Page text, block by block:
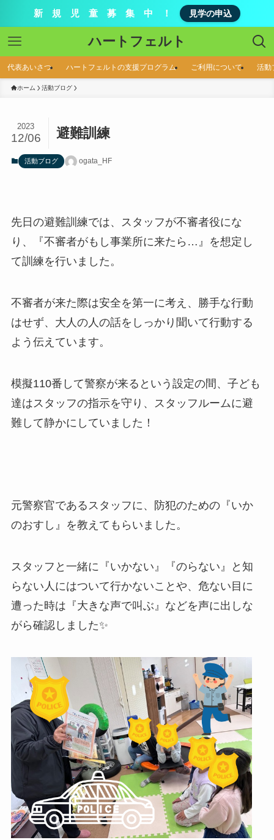
新 規 児 童 募 集 中 ！ 見学の申込
ハートフェルト
代表あいさつ ハートフェルトの支援プログラム ご利用について 活動
ホーム 活動ブログ
避難訓練
2023
12/06
活動ブログ ogata_HF
先日の避難訓練では、スタッフが不審者役にな
り、『不審者がもし事業所に来たら…』を想定し
て訓練を行いました。
不審者が来た際は安全を第一に考え、勝手な行動
はせず、大人の人の話をしっかり聞いて行動する
よう伝えています。
模擬110番して警察が来るという設定の間、子ども
達はスタッフの指示を守り、スタッフルームに避
難して静かにしていました！
元警察官であるスタッフに、防犯のための『いか
のおすし』を教えてもらいました。
スタッフと一緒に『いかない』『のらない』と知
らない人にはついて行かないことや、危ない目に
遭った時は『大きな声で叫ぶ』などを声に出しな
がら確認しました✨